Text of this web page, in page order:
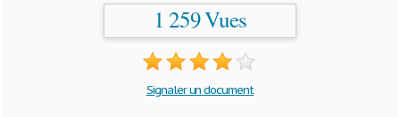
1 259 Vues
Signaler un document